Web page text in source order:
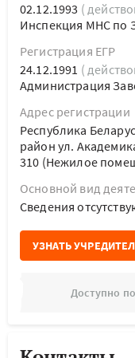
02.12.1993 (
Инспекция МНС по
Регистрация ЕГР
24.12.1991 (
Администрация
Адрес регистрации
Республика
район ул.
310 (Нежилое
Основной вид
Cведения
УЗНАТЬ
Доступно